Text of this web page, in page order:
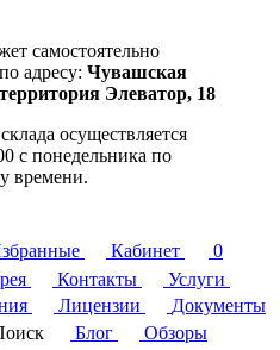
самостоятельно
адресу: Чувашская
Элеватор, 18
осуществляется
с понедельника по
времени.
Кабинет
0
Контакты
Услуги
Лицензии
Документы
Блог
Обзоры